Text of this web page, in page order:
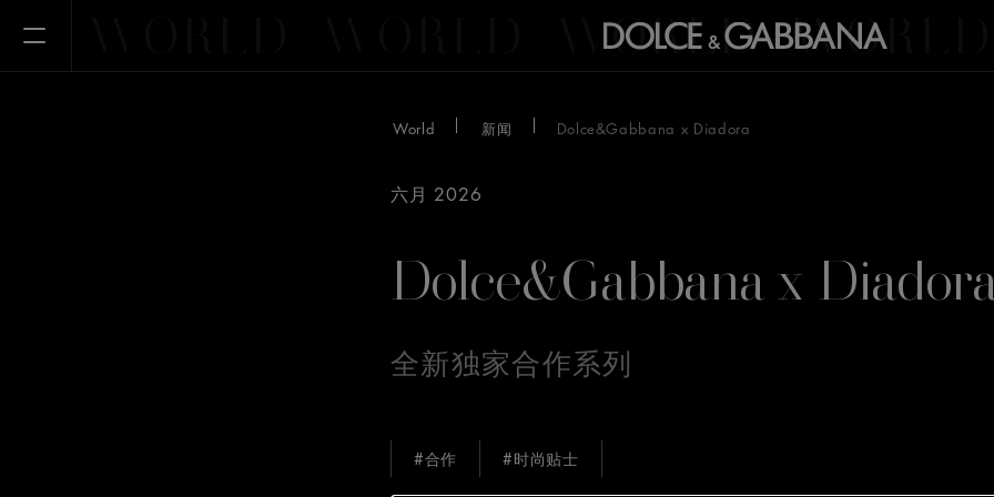
Open Menu WORLD WORLD
World 新闻 Dolce&Gabbana x Diadora
六月 2026
Dolce&Gabbana x
全新独家合作系列
#合作 #时尚贴士